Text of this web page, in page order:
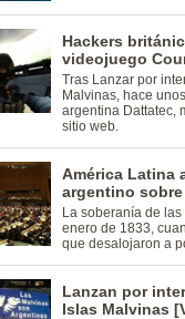
Hackers
videojuego
Tras Lanzar por
Malvinas, hace
argentina Dattatec,
sitio web.
América Latina
argentino
La soberanía de
enero de 1833,
que desalojaron a
Lanzan por
Islas Malvinas